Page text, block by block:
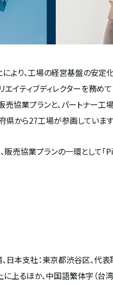
より、工場の経営基盤の安
ティブディレクターを務めて
売協業プランと、パートナー
県から27工場が参画しています
協業プランの一環として「
日本支社：東京都渋谷区、代
ほか、中国語繁体字（台湾）